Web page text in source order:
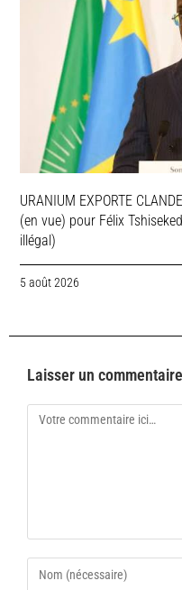
URANIUM EXPORTE
(en vue) pour Félix
illégal)
5 août 2026
Laisser un commentaire